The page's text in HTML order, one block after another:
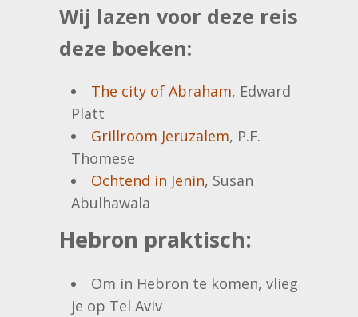
Wij lazen voor deze reis
deze boeken:
The city of Abraham, Edward
Platt
Grillroom Jeruzalem, P.F.
Thomese
Ochtend in Jenin, Susan
Abulhawala
Hebron praktisch:
Om in Hebron te komen, vlieg
je op Tel Aviv